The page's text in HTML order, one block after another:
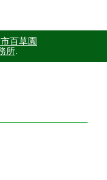
百草園
所.